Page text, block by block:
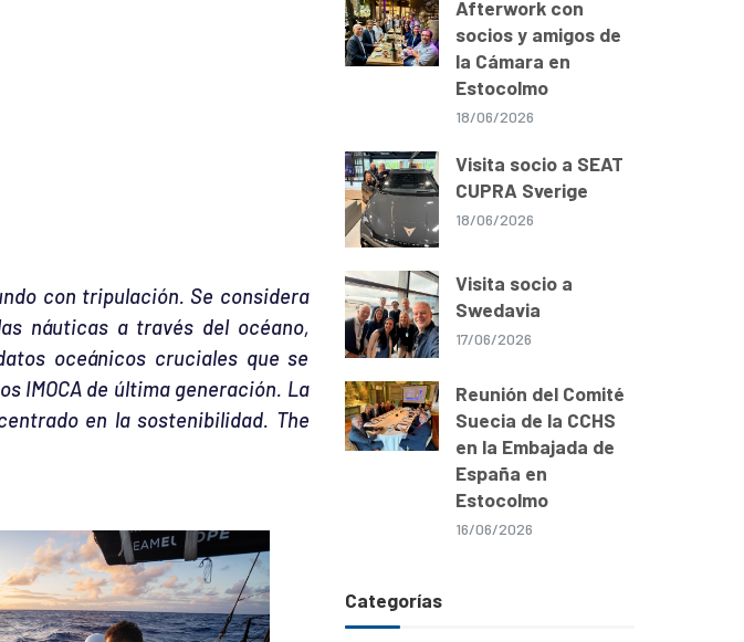
con tripulación. Se considera
náuticas a través del océano,
oceánicos cruciales que se
IMOCA de última generación. La
en la sostenibilidad. The
Afterwork con
socios y amigos de
la Cámara en
Estocolmo
18/06/2026
Visita socio a SEAT
CUPRA Sverige
18/06/2026
Visita socio a
Swedavia
17/06/2026
Reunión del Comité
Suecia de la CCHS
en la Embajada de
España en
Estocolmo
16/06/2026
Categorías